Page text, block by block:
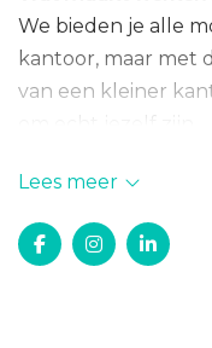
We bieden je alle
kantoor, maar met
van een kleiner
De 3 voordelen van
1. Ruime
Lees meer